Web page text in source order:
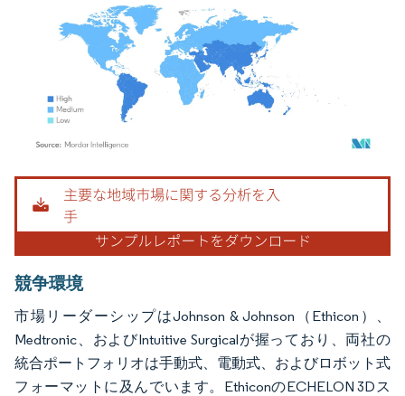
画像 © Mordor Intelligence。再利用にはCC BY 4.0の表示が必要です。
競争環境
市場リーダーシップはJohnson & Johnson（Ethicon）、
Medtronic、およびIntuitive Surgicalが握っており、両社の
統合ポートフォリオは手動式、電動式、およびロボット式
フォーマットに及んでいます。EthiconのECHELON 3Dス